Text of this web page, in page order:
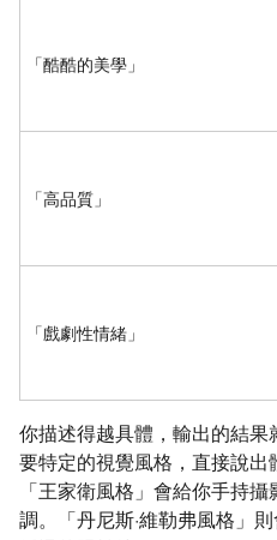
「酷酷的美學」
「高品質」
「戲劇性情緒」
你描述得越具體，輸出的結
要特定的視覺風格，直接說出
「王家衛風格」會給你手持
調。「丹尼斯·維勒弗風格」